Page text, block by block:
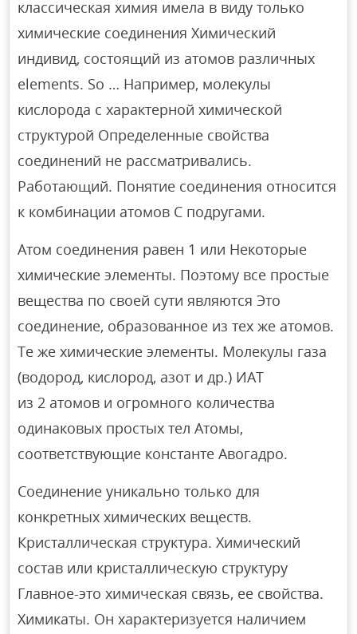
классическая химия имела в виду только
химические соединения Химический
индивид, состоящий из атомов различных
elements. So … Например, молекулы
кислорода с характерной химической
структурой Определенные свойства
соединений не рассматривались.
Работающий. Понятие соединения относится
к комбинации атомов С подругами.
Атом соединения равен 1 или Некоторые
химические элементы. Поэтому все простые
вещества по своей сути являются Это
соединение, образованное из тех же атомов.
Те же химические элементы. Молекулы газа
(водород, кислород, азот и др.) ИАТ
из 2 атомов и огромного количества
одинаковых простых тел Атомы,
соответствующие константе Авогадро.
Соединение уникально только для
конкретных химических веществ.
Кристаллическая структура. Химический
состав или кристаллическую структуру
Главное-это химическая связь, ее свойства.
Химикаты. Он характеризуется наличием